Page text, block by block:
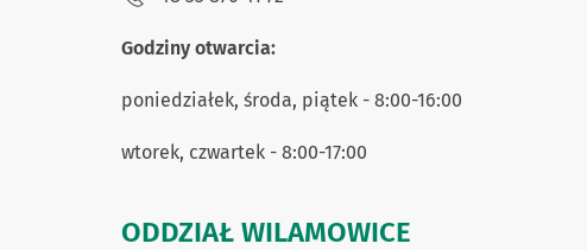
Godziny otwarcia:
poniedziałek, środa, piątek - 8:00-16:00
wtorek, czwartek - 8:00-17:00
ODDZIAŁ WILAMOWICE